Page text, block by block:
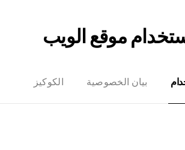
موقع الويب
بيان الخصوصية الكوكيز